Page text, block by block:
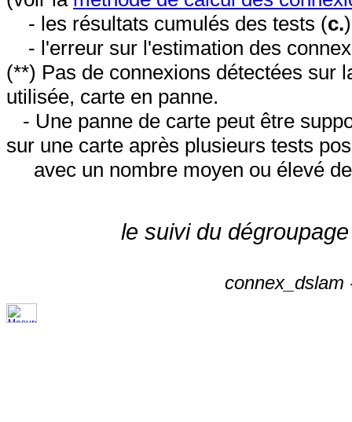
- les résultats cumulés des tests (c.
- l'erreur sur l'estimation des
(**) Pas de connexions détectées sur
utilisée, carte en panne.
- Une panne de carte peut être
sur une carte après plusieurs tests
avec un nombre moyen ou élevé
le suivi du
connex_dslam